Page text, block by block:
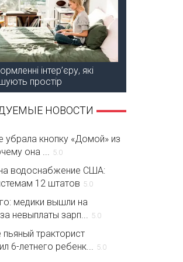
інтер’єру, які
простір
НОВОСТИ
убрала кнопку «Домой» из
она ...
5.0
водоснабжение США:
12 штатов 5.0
медики вышли на
невыплаты зарп...
5.0
тракторист
6-летнего ребенк...
5.0